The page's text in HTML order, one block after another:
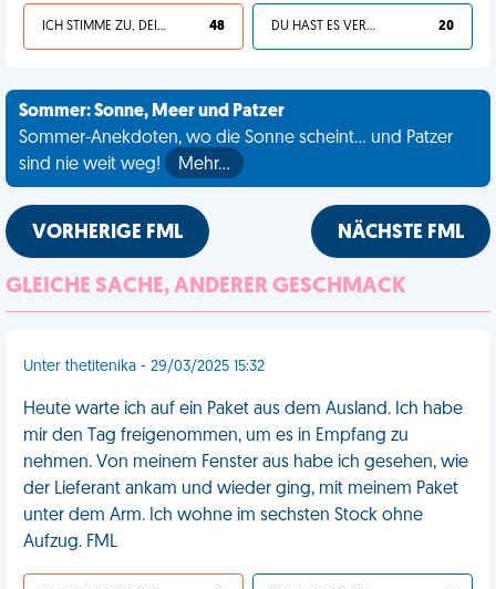
ICH STIMME ZU, DEIN LEBEN IST SCHEISSE 48 DU HAST ES VERDIENT 20
Sommer: Sonne, Meer und Patzer
Sommer-Anekdoten, wo die Sonne scheint... und Patzer
sind nie weit weg!
Mehr…
VORHERIGE FML NÄCHSTE FML
GLEICHE SACHE, ANDERER GESCHMACK
Unter thetitenika - 29/03/2025 15:32
Heute warte ich auf ein Paket aus dem Ausland. Ich habe
mir den Tag freigenommen, um es in Empfang zu
nehmen. Von meinem Fenster aus habe ich gesehen, wie
der Lieferant ankam und wieder ging, mit meinem Paket
unter dem Arm. Ich wohne im sechsten Stock ohne
Aufzug. FML